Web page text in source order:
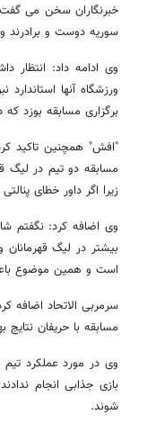
خبرنگاران سخن می
سوریه دوست و برادرند و
وی ادامه داد: انتظار
ورزشگاه آنها
برگزاری مسابقه بوزد که
"افش" همچنین تاکید
مسابقه دو تیم در لیگ
زیرا اگر داور خطای
وی اضافه کرد: نگفتم
بیشتر در لیگ
است و همین موضوع
سرمربی الاتحاد اضافه
مسابقه با حریفان
وی در مورد عملکرد تیم
بازی جذابی انجام
شوند.